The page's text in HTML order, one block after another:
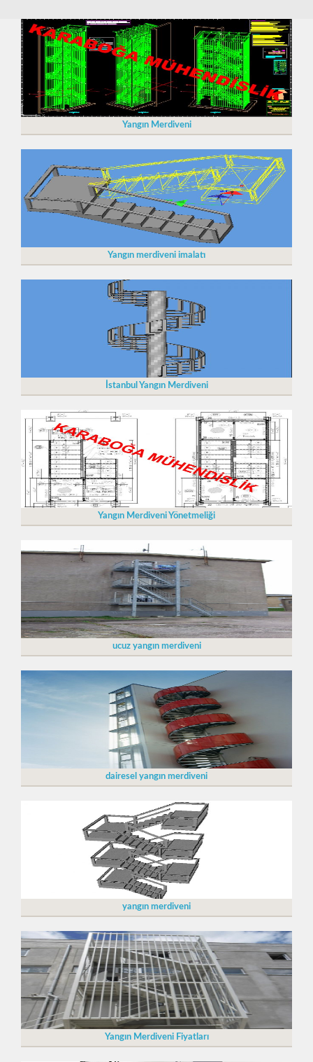
Yangın Merdiveni
Yangın merdiveni imalatı
İstanbul Yangın Merdiveni
Yangın Merdiveni Yönetmeliği
ucuz yangın merdiveni
dairesel yangın merdiveni
yangın merdiveni
Yangın Merdiveni Fiyatları